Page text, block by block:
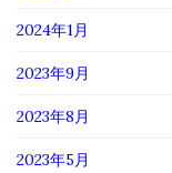
2024年1月
2023年9月
2023年8月
2023年5月